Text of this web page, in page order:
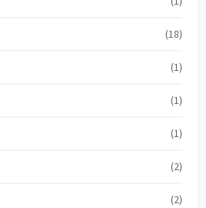
(18)
(1)
(1)
(1)
(2)
(2)